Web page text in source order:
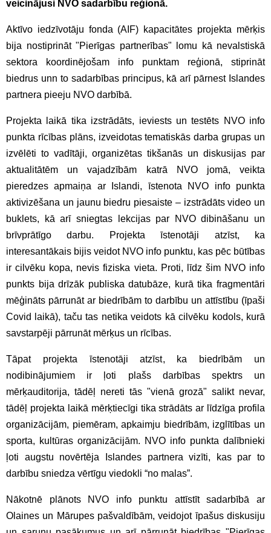
veicinājusi NVO sadarbību reģionā.
Aktīvo iedzīvotāju fonda (AIF) kapacitātes projekta mērķis
bija nostiprināt "Pierīgas partnerības" lomu kā nevalstiskā
sektora koordinējošam info punktam reģionā, stiprināt
biedrus unn to sadarbības principus, kā arī pārnest Islandes
partnera pieeju NVO darbībā.
Projekta laikā tika izstrādāts, ieviests un testēts NVO info
punkta rīcības plāns, izveidotas tematiskās darba grupas un
izvēlēti to vadītāji, organizētas tikšanās un diskusijas par
aktualitātēm un vajadzībām katrā NVO jomā, veikta
pieredzes apmaiņa ar Islandi, īstenota NVO info punkta
aktivizēšana un jaunu biedru piesaiste – izstrādāts video un
buklets, kā arī sniegtas lekcijas par NVO dibināšanu un
brīvprātīgo darbu. Projekta īstenotāji atzīst, ka
interesantākais bijis veidot NVO info punktu, kas pēc būtības
ir cilvēku kopa, nevis fiziska vieta. Proti, līdz šim NVO info
punkts bija drīzāk publiska datubāze, kurā tika fragmentāri
mēģināts pārrunāt ar biedrībām to darbību un attīstību (īpaši
Covid laikā), taču tas netika veidots kā cilvēku kodols, kurā
savstarpēji pārrunāt mērķus un rīcības.
Tāpat projekta īstenotāji atzīst, ka biedrībām un
nodibinājumiem ir ļoti plašs darbības spektrs un
mērķauditorija, tādēļ nereti tās "vienā grozā" salikt nevar,
tādēļ projekta laikā mērķtiecīgi tika strādāts ar līdzīga profila
organizācijām, piemēram, apkaimju biedrībām, izglītības un
sporta, kultūras organizācijām. NVO info punkta dalībnieki
ļoti augstu novērtēja Islandes partnera vizīti, kas par to
darbību sniedza vērtīgu viedokli “no malas”.
Nākotnē plānots NVO info punktu attīstīt sadarbībā ar
Olaines un Mārupes pašvaldībām, veidojot īpašus diskusiju